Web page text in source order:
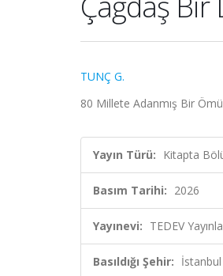
TUNÇ G.
80 Millete Adanmış Bir
Yayın Türü: Kitapta
Basım Tarihi: 2026
Yayınevi: TEDEV
Basıldığı Şehir: İstanbul